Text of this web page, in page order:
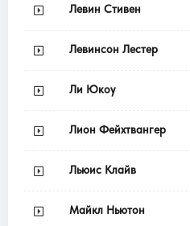
Левин Стивен
Левинсон Лестер
Ли Юкоу
Лион Фейхтвангер
Льюис Клайв
Майкл Ньютон